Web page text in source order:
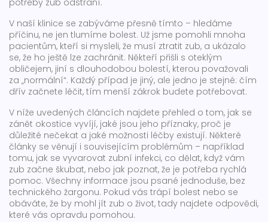
potřeby zub odstraní.
V naší klinice se zabýváme přesně tímto – hledáme
příčinu, ne jen tlumíme bolest. Už jsme pomohli mnoha
pacientům, kteří si mysleli, že musí ztratit zub, a ukázalo
se, že ho ještě lze zachránit. Někteří přišli s oteklým
obličejem, jiní s dlouhodobou bolestí, kterou považovali
za „normální“. Každý případ je jiný, ale jedno je stejné: čím
dřív začnete léčit, tím menší zákrok budete potřebovat.
V níže uvedených článcích najdete přehled o tom, jak se
zánět okostice vyvíjí, jaké jsou jeho příznaky, proč je
důležité nečekat a jaké možnosti léčby existují. Některé
články se věnují i souvisejícím problémům – například
tomu, jak se vyvarovat zubní infekci, co dělat, když vám
zub začne škubat, nebo jak poznat, že je potřeba rychlá
pomoc. Všechny informace jsou psané jednoduše, bez
technického žargonu. Pokud vás trápí bolest nebo se
obáváte, že by mohl jít zub o život, tady najdete odpovědi,
které vás opravdu pomohou.